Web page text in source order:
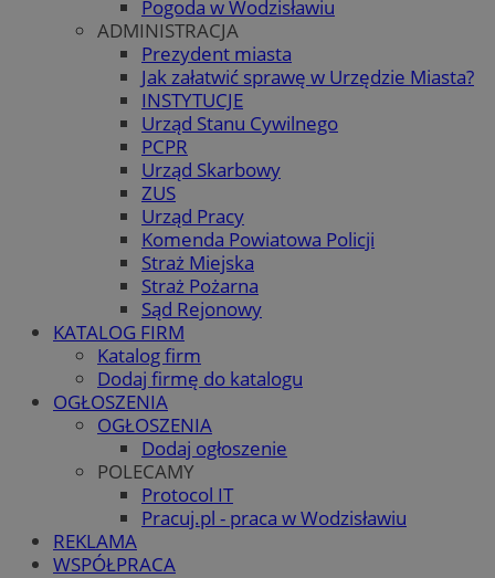
Pogoda w Wodzisławiu
ADMINISTRACJA
Prezydent miasta
Jak załatwić sprawę w Urzędzie Miasta?
INSTYTUCJE
Urząd Stanu Cywilnego
PCPR
Urząd Skarbowy
ZUS
Urząd Pracy
Komenda Powiatowa Policji
Straż Miejska
Straż Pożarna
Sąd Rejonowy
KATALOG FIRM
Katalog firm
Dodaj firmę do katalogu
OGŁOSZENIA
OGŁOSZENIA
Dodaj ogłoszenie
POLECAMY
Protocol IT
Pracuj.pl - praca w Wodzisławiu
REKLAMA
WSPÓŁPRACA